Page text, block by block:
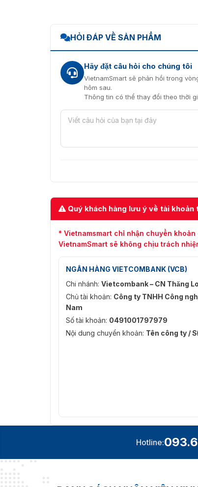
HỎI ĐÁP VỀ SẢN PHẨM
Hãy đặt câu hỏi cho chúng tôi
VietnamSmart sẽ phản hồi trong
hôm sau.
Thông tin có thể thay đổi theo thời
Quý khách hàng lưu ý về tài khoản
* Vietnamsmart chỉ nhận chuyển
VietnamSmart sẽ không chịu trách
NGÂN HÀNG VIETCOMBANK (VCB)
Chi nhánh: Vietcombank – CN Thăng
Chủ tài khoản: Công ty TNHH Công
Nam
Số tài khoản: 0491001797979
Nội dung chuyển khoản: Tên công ty /
Hotline: